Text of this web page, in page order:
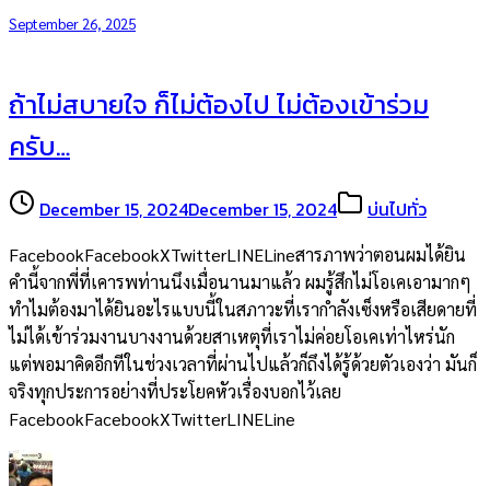
September 26, 2025
ถ้าไม่สบายใจ ก็ไม่ต้องไป ไม่ต้องเข้าร่วม
ครับ…
December 15, 2024December 15, 2024 บ่นไปทั่ว
FacebookFacebookXTwitterLINELineสารภาพว่าตอนผมได้ยิน
คำนี้จากพี่ที่เคารพท่านนึงเมื่อนานมาแล้ว ผมรู้สึกไม่โอเคเอามากๆ
ทำไมต้องมาได้ยินอะไรแบบนี้ในสภาวะที่เรากำลังเซ็งหรือเสียดายที่
ไม่ได้เข้าร่วมงานบางงานด้วยสาเหตุที่เราไม่ค่อยโอเคเท่าไหร่นัก
แต่พอมาคิดอีกทีในช่วงเวลาที่ผ่านไปแล้วก็ถึงได้รู้ด้วยตัวเองว่า มันก็
จริงทุกประการอย่างที่ประโยคหัวเรื่องบอกไว้เลย
FacebookFacebookXTwitterLINELine